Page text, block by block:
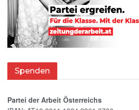
Spenden
Partei der Arbeit Österreichs